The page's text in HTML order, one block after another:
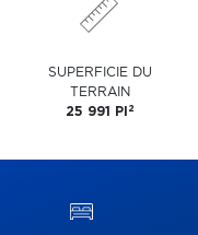
SUPERFICIE DU
TERRAIN
25 991 PI 2